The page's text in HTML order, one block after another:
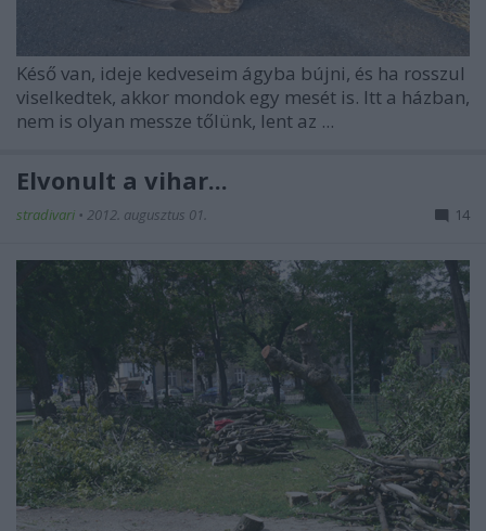
Késő van, ideje kedveseim ágyba bújni, és ha rosszul
viselkedtek, akkor mondok egy mesét is. Itt a házban,
nem is olyan messze tőlünk, lent az ...
Elvonult a vihar...
stradivari • 2012. augusztus 01. 14